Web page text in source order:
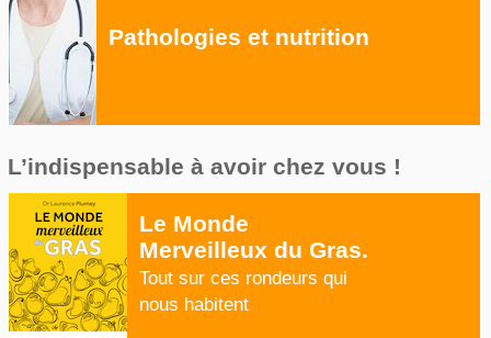
Pathologies et nutrition
L’indispensable à avoir chez vous !
Le Monde
Merveilleux du Gras.
Tout sur ces rondeurs qui
nous habitent